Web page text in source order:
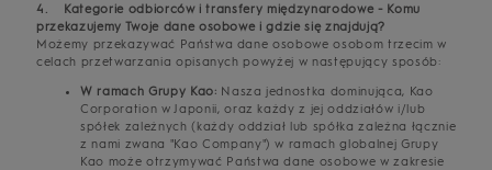
4. Kategorie odbiorców i transfery międzynarodowe - Komu
przekazujemy Twoje dane osobowe i gdzie się znajdują?
Możemy przekazywać Państwa dane osobowe osobom trzecim w
celach przetwarzania opisanych powyżej w następujący sposób:
W ramach Grupy Kao: Nasza jednostka dominująca, Kao
Corporation w Japonii, oraz każdy z jej oddziałów i/lub
spółek zależnych (każdy oddział lub spółka zależna łącznie
z nami zwana "Kao Company") w ramach globalnej Grupy
Kao może otrzymywać Państwa dane osobowe w zakresie